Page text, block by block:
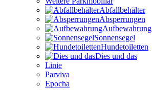
Abfallbehälter
Absperrungen
Aufbewahrung
Sonnensegel
Hundetoiletten
Dies und das
Linie
Parviva
Epocha